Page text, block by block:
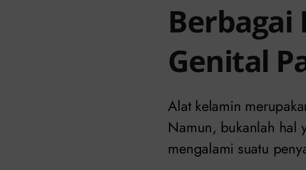
Berbagai
Genital
Alat kelamin
Namun, bukanlah hal
mengalami suatu